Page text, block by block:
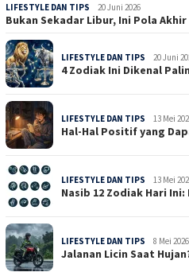
LIFESTYLE DAN TIPS 20 Juni 2026
Bukan Sekadar Libur, Ini Pola
LIFESTYLE DAN TIPS 20 Juni
4 Zodiak Ini Dikenal
LIFESTYLE DAN TIPS 13 Mei
Hal-Hal Positif yang
LIFESTYLE DAN TIPS 13 Mei
Nasib 12 Zodiak Hari
LIFESTYLE DAN TIPS 8 Mei 2026
Jalanan Licin Saat